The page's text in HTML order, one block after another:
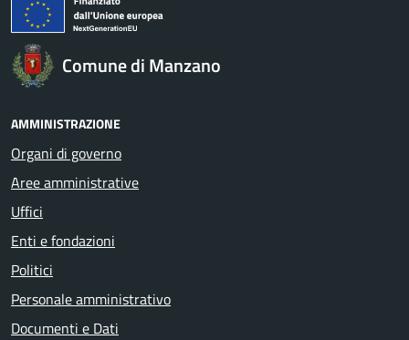
Comune di Manzano
AMMINISTRAZIONE
Organi di governo
Aree amministrative
Uffici
Enti e fondazioni
Politici
Personale amministrativo
Documenti e Dati